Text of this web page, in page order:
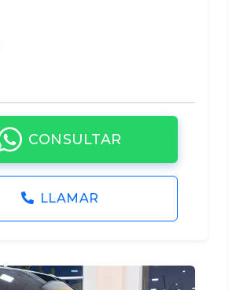
CONSULTAR
LLAMAR